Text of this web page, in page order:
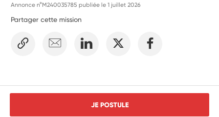
Annonce n°M240035785 publiée le1 juillet 2026
Partager cette mission
JE POSTULE